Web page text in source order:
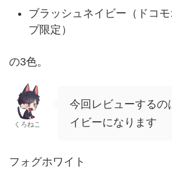
ブラッシュネイビー（ドコ
プ限定）
の3色。
くろねこ
今回レビューするの
イビーになります
フォグホワイト